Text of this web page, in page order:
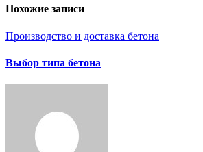
Похожие записи
Производство и доставка бетона
Выбор типа бетона